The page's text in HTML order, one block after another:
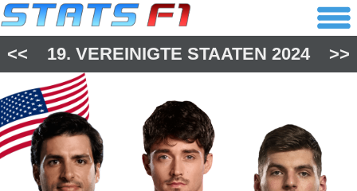
<< 19. VEREINIGTE STAATEN 2024 >>